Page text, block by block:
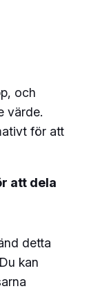
och
värde.
för att
att dela
detta
kan